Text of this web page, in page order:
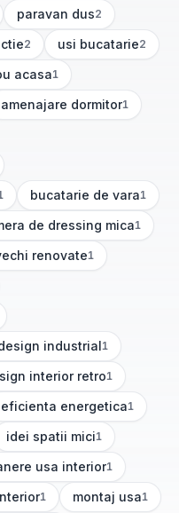
paravan dus
(2articole) 2
2 usi bucatarie
(2articole) 2
acasa1
amenajare dormitor
(1articole) 1
bucatarie de vara
(1articole) 1
de dressing mica1
renovate1
industrial
1articole) 1
interior retro1
eficienta energetica
(1articole) 1
idei spatii mici
(1articole) 1
usa interior1
1 montaj usa
(1articole) 1